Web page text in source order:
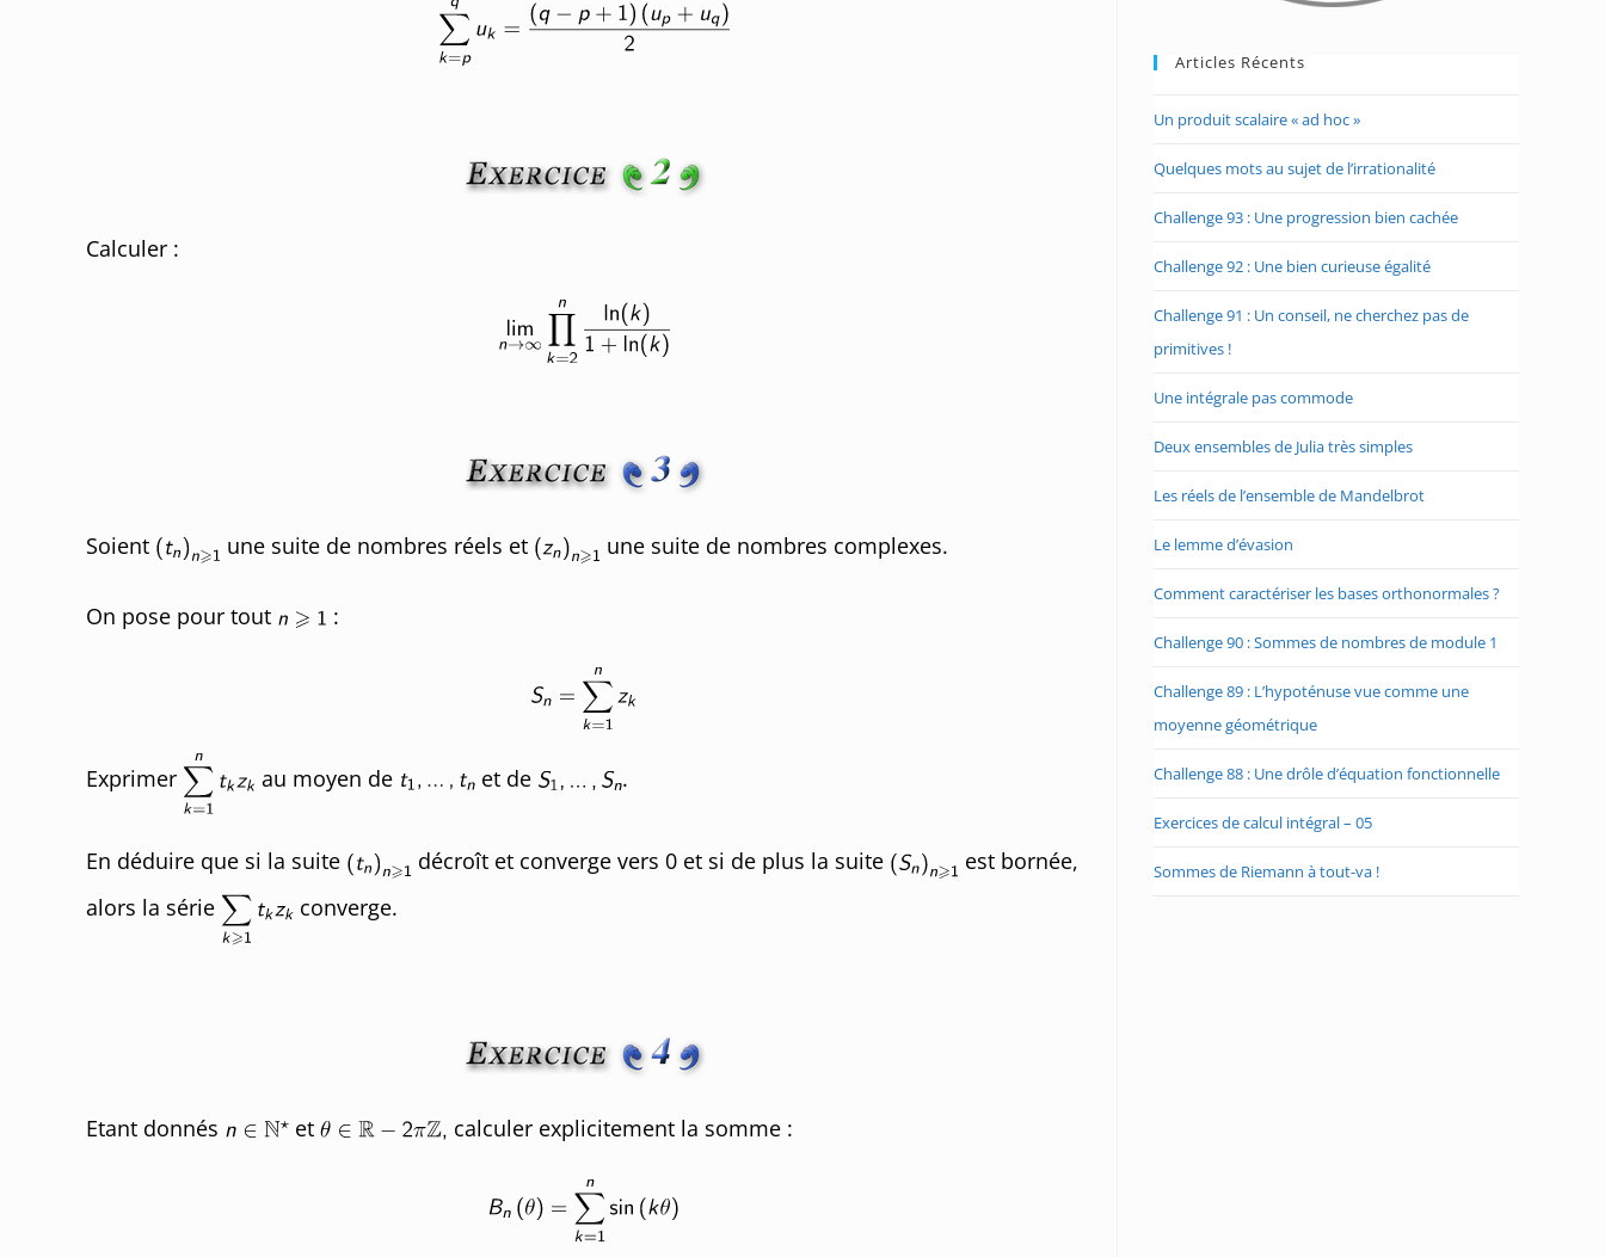
Calculer :
Soient une suite de nombres réels et une suite de nombres complexes.
On pose pour tout :
Exprimer au moyen de et de .
En déduire que si la suite décroît et converge vers 0 et si de plus la suite
est bornée,
alors la série
converge.
Etant donnés et calculer explicitement la somme :
Articles Récents
Un produit scalaire « ad hoc »
Quelques mots au sujet de l’irrationalité
Challenge 93 : Une progression bien cachée
Challenge 92 : Une bien curieuse égalité
Challenge 91 : Un conseil, ne cherchez pas de
primitives !
Une intégrale pas commode
Deux ensembles de Julia très simples
Les réels de l’ensemble de Mandelbrot
Le lemme d’évasion
Comment caractériser les bases orthonormales ?
Challenge 90 : Sommes de nombres de module 1
Challenge 89 : L’hypoténuse vue comme une
moyenne géométrique
Challenge 88 : Une drôle d’équation fonctionnelle
Exercices de calcul intégral – 05
Sommes de Riemann à tout-va !